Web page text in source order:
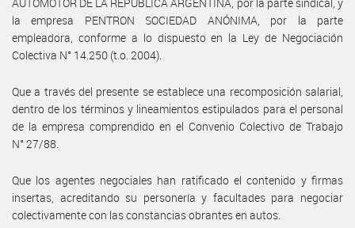
la empresa PENTRON SOCIEDAD ANÓNIMA, por la parte
empleadora, conforme a lo dispuesto en la Ley de Negociación
Colectiva N° 14.250 (t.o. 2004).
Que a través del presente se establece una recomposición salarial,
dentro de los términos y lineamientos estipulados para el personal
de la empresa comprendido en el Convenio Colectivo de Trabajo
N° 27/88.
Que los agentes negociales han ratificado el contenido y firmas
insertas, acreditando su personería y facultades para negociar
colectivamente con las constancias obrantes en autos.